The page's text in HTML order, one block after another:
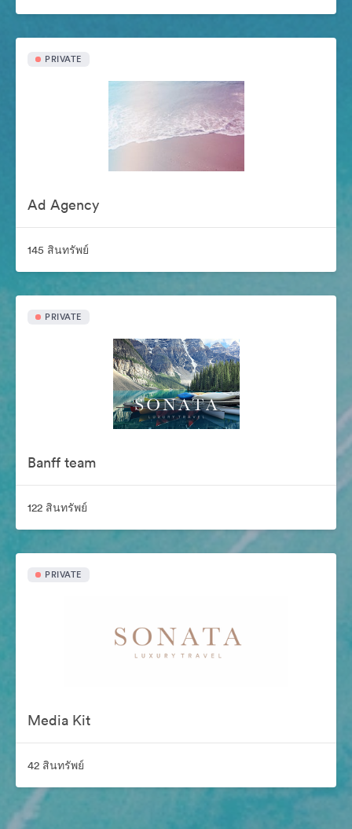
PRIVATE
Ad Agency
145 สินทรัพย์
PRIVATE
Banff team
122 สินทรัพย์
PRIVATE
Media Kit
42 สินทรัพย์